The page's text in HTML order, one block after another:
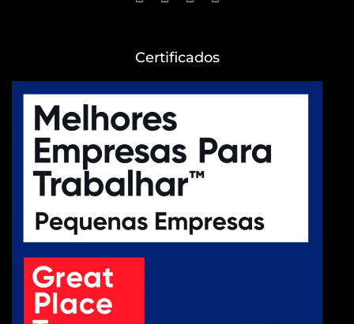
Certificados